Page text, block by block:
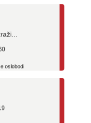
oslobodi
oslobodi